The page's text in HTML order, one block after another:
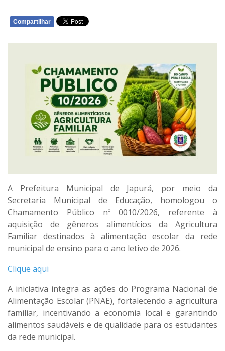
Compartilhar
A Prefeitura Municipal de Japurá, por meio da
Secretaria Municipal de Educação, homologou o
Chamamento Público nº 0010/2026, referente à
aquisição de gêneros alimentícios da Agricultura
Familiar destinados à alimentação escolar da rede
municipal de ensino para o ano letivo de 2026.
Clique aqui
A iniciativa integra as ações do Programa Nacional de
Alimentação Escolar (PNAE), fortalecendo a agricultura
familiar, incentivando a economia local e garantindo
alimentos saudáveis e de qualidade para os estudantes
da rede municipal.